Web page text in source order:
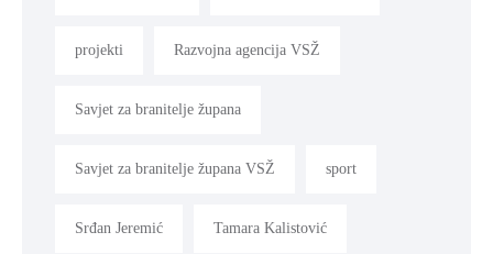
projekti Razvojna agencija VSŽ
Savjet za branitelje župana
Savjet za branitelje župana VSŽ sport
Srđan Jeremić Tamara Kalistović